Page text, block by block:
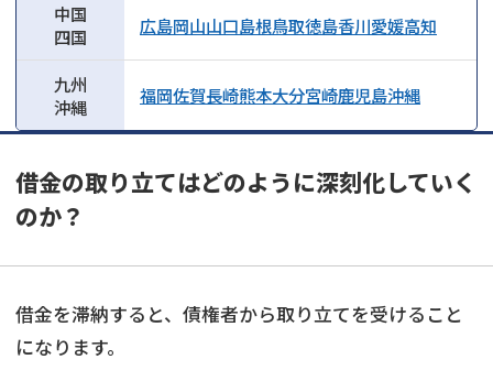
中国
四国
広島岡山山口島根鳥取徳島香川愛媛高知
九州
沖縄
福岡佐賀長崎熊本大分宮崎鹿児島沖縄
借金の取り立てはどのように深刻化していく
のか？
借金を滞納すると、債権者から取り立てを受けること
になります。